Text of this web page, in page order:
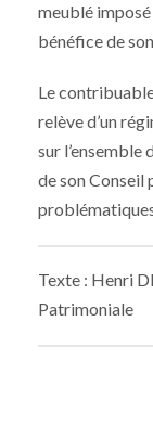
meublé
bénéfice de
Le
relève d’un
sur l’ensemble
de son Conseil
Texte : Henri
Patrimoniale